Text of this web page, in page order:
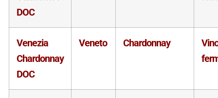
DOC
Venezia
Chardonnay
DOC
Veneto Chardonnay